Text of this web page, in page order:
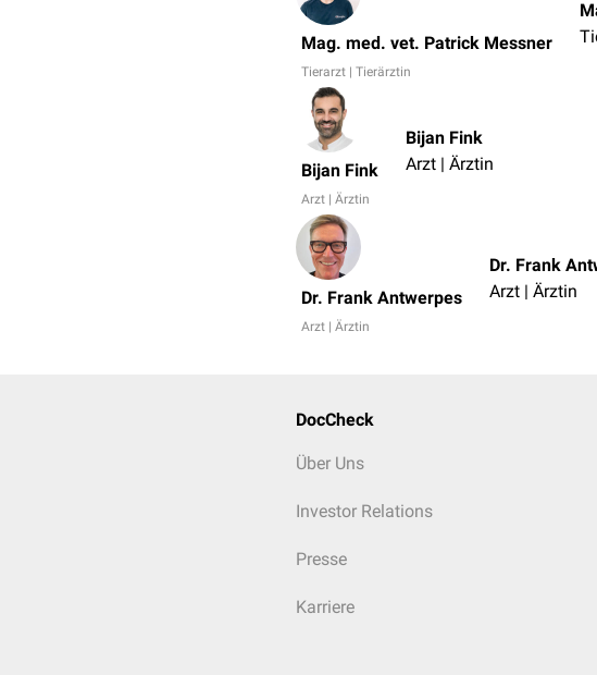
Mag. med. vet. Patrick Messner
Tierarzt | Tierärztin
Bijan Fink
Arzt | Ärztin
Bijan Fink
Arzt | Ärztin
Dr. Frank Antwerpes
Arzt | Ärztin
Dr. Frank
Arzt | Ärztin
DocCheck
Über Uns
Investor Relations
Presse
Karriere